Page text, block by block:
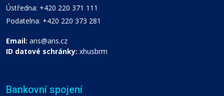
Ústředna: +420 220 371 111
Podatelna: +420 220 373 281
Email: ans@ans.cz
ID datové schránky: xhusbrm
Bankovní spojení